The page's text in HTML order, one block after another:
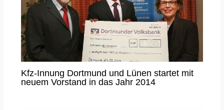
Kfz-Innung Dortmund und Lünen startet mit
neuem Vorstand in das Jahr 2014